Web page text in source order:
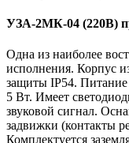
УЗА-2МК-04 (220В)
Одна из наиболее
исполнения. Корпус
защиты IP54. Питание
5 Вт. Имеет
звуковой сигнал.
задвижки (контакты
Комплектуется